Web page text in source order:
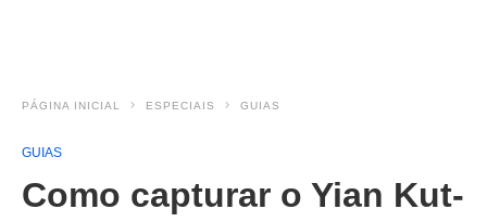
PÁGINA INICIAL ESPECIAIS GUIAS
GUIAS
Como capturar o Yian Kut-